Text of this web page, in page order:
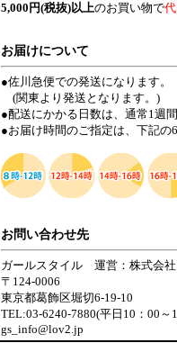
5,000円(税抜)以上のお買い物で
お届けについて
●佐川急便での発送になります。
(関東より発送となります。)
●配送にかかる日数は、通常1週
●お届け時間のご指定は、下記
お問い合わせ先
ガールスタイル 運営：株式会
〒124-0006
東京都葛飾区堀切6-19-10
TEL:03-6240-7880(平日10：00～
gs_info@lov2.jp